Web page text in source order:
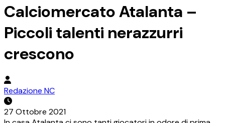
Calciomercato Atalanta –
Piccoli talenti nerazzurri
crescono
Redazione NC
27 Ottobre 2021